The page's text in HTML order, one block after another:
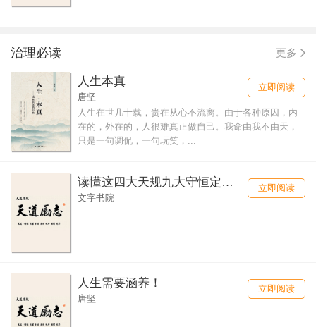
治理必读 更多
人生本真
唐坚
立即阅读
人生在世几十载，贵在从心不流离。由于各种原因，内
在的，外在的，人很难真正做自己。我命由我不由天，
只是一句调侃，一句玩笑，...
读懂这四大天规九大守恒定律，人生就会越来越顺！
文字书院
立即阅读
人生需要涵养！
唐坚
立即阅读